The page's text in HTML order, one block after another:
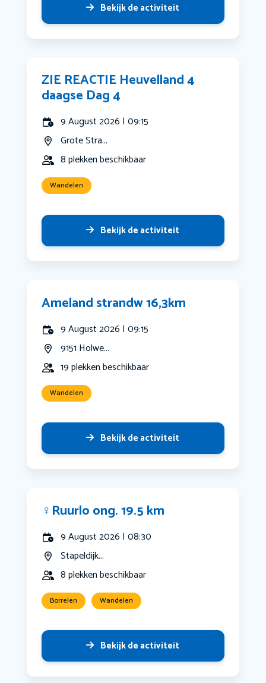
Bekijk de activiteit
ZIE REACTIE Heuvelland 4
daagse Dag 4
9 August 2026 | 09:15
Grote Stra...
8 plekken beschikbaar
Wandelen
Bekijk de activiteit
Ameland strandw 16,3km
9 August 2026 | 09:15
9151 Holwe...
19 plekken beschikbaar
Wandelen
Bekijk de activiteit
‍♀️Ruurlo ong. 19.5 km
9 August 2026 | 08:30
Stapeldijk...
8 plekken beschikbaar
Borrelen Wandelen
Bekijk de activiteit